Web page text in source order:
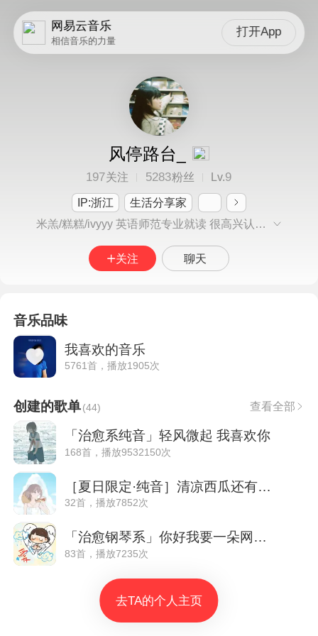
网易云音乐
相信音乐的力量
打开App
风停路台_
197关注 5283粉丝 Lv.9
IP:浙江
生活分享家
米羔/糕糕/ivyyy 英语师范专业就读 很高兴认识你o3o
关注 聊天
音乐品味
我喜欢的音乐
5761首，播放1905次
创建的歌单(44) 查看全部
「治愈系纯音」轻风微起 我喜欢你
168首，播放9532150次
［夏日限定·纯音］清凉西瓜还有可爱的你
32首，播放7852次
「治愈钢琴系」你好我要一朵网愈云
83首，播放7235次
去TA的个人主页